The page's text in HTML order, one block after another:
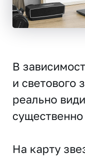
В
и светового
реально
На карту